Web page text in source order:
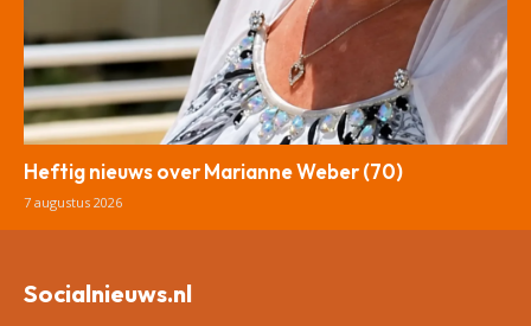
Heftig nieuws over Marianne Weber (70)
7 augustus 2026
Socialnieuws.nl